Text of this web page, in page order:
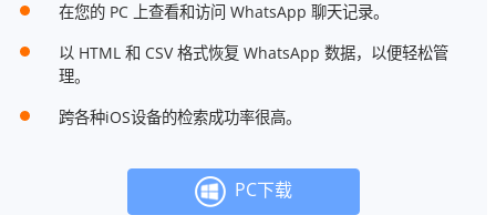
在您的 PC 上查看和访问 WhatsApp 聊天记录。
以 HTML 和 CSV 格式恢复 WhatsApp 数据，以便轻松管
理。
跨各种iOS设备的检索成功率很高。
PC下载